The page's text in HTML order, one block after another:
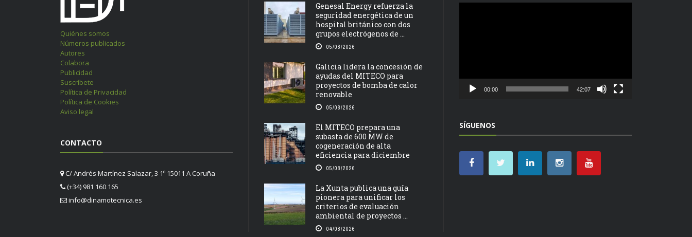
Quiénes somos
Números publicados
Autores
Colabora
Publicidad
Suscríbete
Política de Privacidad
Política de Cookies
Aviso legal
CONTACTO
C/ Andrés Martínez Salazar, 3 1º 15011 A Coruña
(+34) 981 160 165
info@dinamotecnica.es
Genesal Energy refuerza la
seguridad energética de un
hospital británico con dos
grupos electrógenos de ...
05/08/2026
Galicia lidera la concesión de
ayudas del MITECO para
proyectos de bomba de calor
renovable
05/08/2026
El MITECO prepara una
subasta de 600 MW de
cogeneración de alta
eficiencia para diciembre
05/08/2026
La Xunta publica una guía
pionera para unificar los
criterios de evaluación
ambiental de proyectos ...
04/08/2026
00:00 42:07
SÍGUENOS